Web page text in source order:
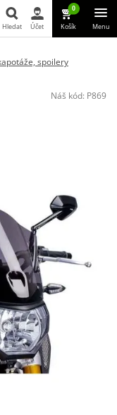
Hledat
Hledat Účet
0
Košík Menu
spoilery
Náš kód: P869